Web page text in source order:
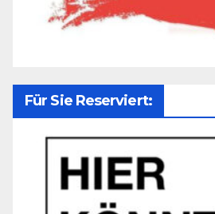
Für Sie Reserviert: